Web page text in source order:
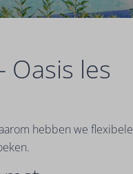
Oasis les
hebben we flexibele